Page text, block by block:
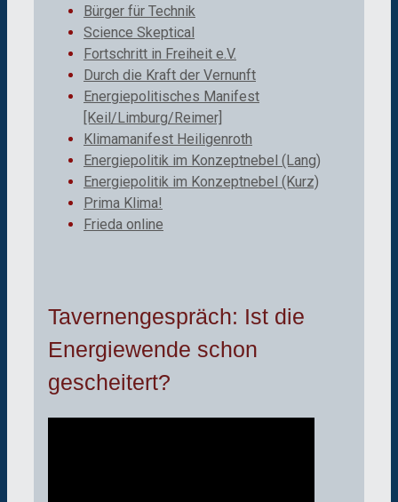
Bürger für Technik
Science Skeptical
Fortschritt in Freiheit e.V.
Durch die Kraft der Vernunft
Energiepolitisches Manifest
[Keil/Limburg/Reimer]
Klimamanifest Heiligenroth
Energiepolitik im Konzeptnebel (Lang)
Energiepolitik im Konzeptnebel (Kurz)
Prima Klima!
Frieda online
Tavernengespräch: Ist die
Energiewende schon
gescheitert?